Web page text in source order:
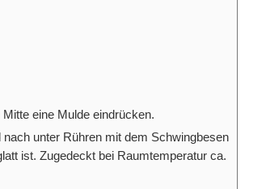
eine Mulde eindrücken.
unter Rühren mit dem Schwingbesen
ist. Zugedeckt bei Raumtemperatur ca.